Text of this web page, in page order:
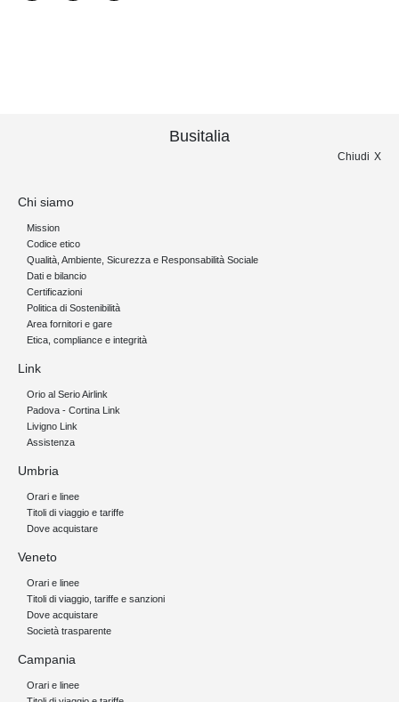
Busitalia
Chiudi
Chi siamo
Mission
Codice etico
Qualità, Ambiente, Sicurezza e Responsabilità Sociale
Dati e bilancio
Certificazioni
Politica di Sostenibilità
Area fornitori e gare
Etica, compliance e integrità
Link
Orio al Serio Airlink
Padova - Cortina Link
Livigno Link
Assistenza
Umbria
Orari e linee
Titoli di viaggio e tariffe
Dove acquistare
Veneto
Orari e linee
Titoli di viaggio, tariffe e sanzioni
Dove acquistare
Società trasparente
Campania
Orari e linee